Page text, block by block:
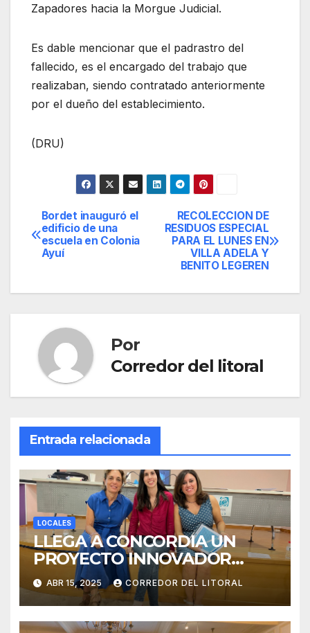
Zapadores hacia la Morgue Judicial.
Es dable mencionar que el padrastro del
fallecido, es el encargado del trabajo que
realizaban, siendo contratado anteriormente
por el dueño del establecimiento.
(DRU)
Navegación
de
RECOLECCION DE
RESIDUOS ESPECIAL
PARA EL LUNES EN
VILLA ADELA Y
BENITO LEGEREN
Bordet inauguró el
edificio de una
escuela en Colonia
Ayuí
Por
Corredor del litoral
Entrada relacionada
LOCALES
LLEGA A CONCORDIA UN
PROYECTO INNOVADOR
SOBRE EL DUELO Y LA
CULTURA.
ABR 15, 2025 CORREDOR DEL LITORAL